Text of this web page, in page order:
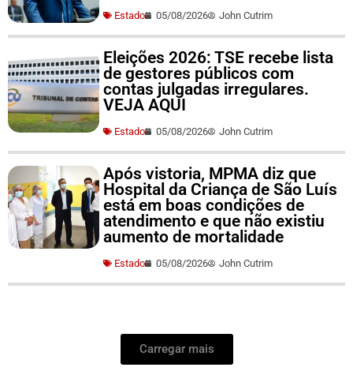
Estado 05/08/2026 John Cutrim
Eleições 2026: TSE recebe lista
de gestores públicos com
contas julgadas irregulares.
VEJA AQUI
Estado 05/08/2026 John Cutrim
Após vistoria, MPMA diz que
Hospital da Criança de São Luís
está em boas condições de
atendimento e que não existiu
aumento de mortalidade
Estado 05/08/2026 John Cutrim
Carregar mais